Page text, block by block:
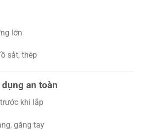
lớn
sắt, thép
an toàn
khi lắp
găng tay